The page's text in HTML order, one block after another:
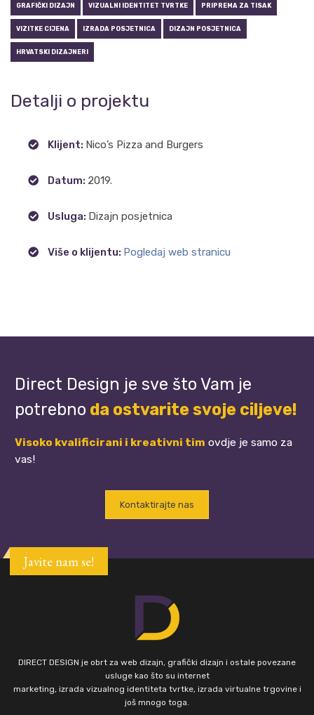
GRAFIČKI DIZAJN VIZUALNI IDENTITET TVRTKE PRIPREMA ZA TISAK
VIZITKE CIJENA IZRADA POSJETNICA DIZAJN POSJETNICA
HRVATSKI DIZAJNERI
Detalji o projektu
Klijent: Nico’s Pizza and Burgers
Datum: 2019.
Usluga: Dizajn posjetnica
Više o klijentu: Pogledaj web stranicu
Direct Design je sve što Vam je
potrebno da ostvarite svoje ciljeve!
Visoko kvalificirani i kreativni tim ovdje je samo za
vas!
Kontaktirajte nas
Javite nam se!
DIRECT DESIGN je obrt za web dizajn, grafički dizajn i ostale povezane
usluge kao što su internet
marketing, izrada vizualnog identiteta tvrtke, izrada virtualne trgovine i
još mnogo toga.